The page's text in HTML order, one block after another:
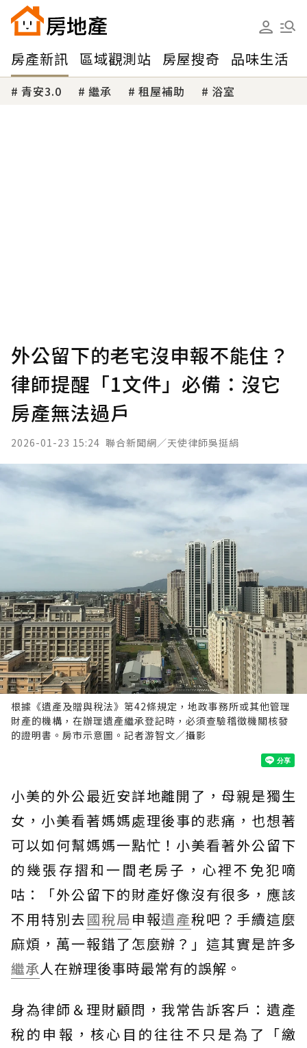
房產新訊 區域觀測站 房屋搜奇 品味生活
青安3.0 繼承 租屋補助 浴室
外公留下的老宅沒申報不能住？
律師提醒「1文件」必備：沒它
房產無法過戶
2026-01-23 15:24 聯合新聞網／天使律師吳挺絹
根據《遺產及贈與稅法》第42條規定，地政事務所或其他管理
財產的機構，在辦理遺產繼承登記時，必須查驗稽徵機關核發
的證明書。房市示意圖。記者游智文／攝影
小美的外公最近安詳地離開了，母親是獨生
女，小美看著媽媽處理後事的悲痛，也想著
可以如何幫媽媽一點忙！小美看著外公留下
的幾張存摺和一間老房子，心裡不免犯嘀
咕：「外公留下的財產好像沒有很多，應該
不用特別去國稅局申報遺產稅吧？手續這麼
麻煩，萬一報錯了怎麼辦？」這其實是許多
繼承人在辦理後事時最常有的誤解。
身為律師＆理財顧問，我常告訴客戶：遺產
稅的申報，核心目的往往不只是為了「繳